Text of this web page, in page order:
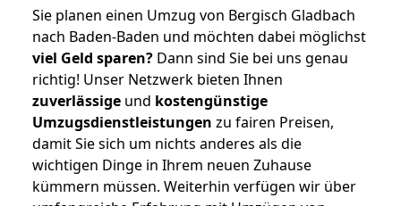
Sie planen einen Umzug von Bergisch Gladbach
nach Baden-Baden und möchten dabei möglichst
viel Geld sparen? Dann sind Sie bei uns genau
richtig! Unser Netzwerk bieten Ihnen
zuverlässige und kostengünstige
Umzugsdienstleistungen zu fairen Preisen,
damit Sie sich um nichts anderes als die
wichtigen Dinge in Ihrem neuen Zuhause
kümmern müssen. Weiterhin verfügen wir über